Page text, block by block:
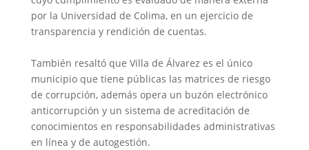
por la Universidad de Colima, en un ejercicio de
transparencia y rendición de cuentas.
‎También resaltó que Villa de Álvarez es el único
municipio que tiene públicas las matrices de riesgo
de corrupción, además opera un buzón electrónico
anticorrupción y un sistema de acreditación de
conocimientos en responsabilidades administrativas
en línea y de autogestión.